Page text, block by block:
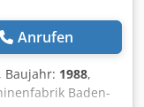
Anrufen
, Baujahr: 1988,
Baden-